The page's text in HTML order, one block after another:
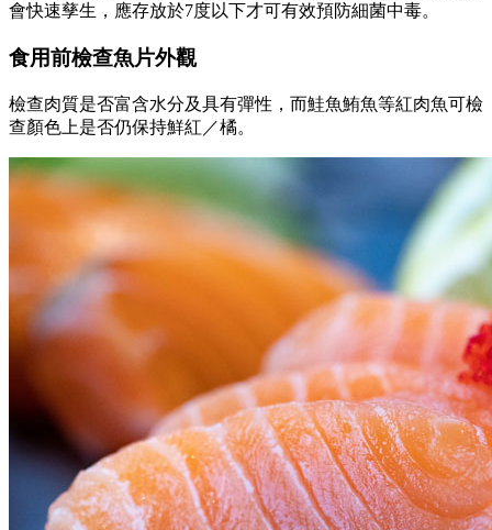
會快速孳生，應存放於7度以下才可有效預防細菌中毒。
食用前檢查魚片外觀
檢查肉質是否富含水分及具有彈性，而鮭魚鮪魚等紅肉魚可檢
查顏色上是否仍保持鮮紅／橘。